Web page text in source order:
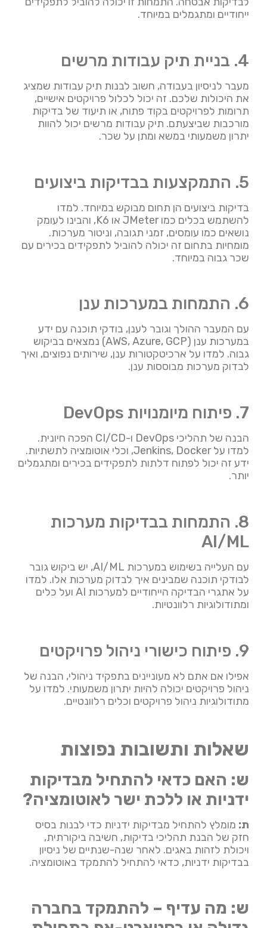
ייחודיים ומתגמלים במיוחד.
4. בניית תיק עבודות מרשים
מעבר לניסיון בעבודה, חשוב לבנות תיק עבודות שמציג
את היכולות שלכם. זה יכול לכלול פרויקטים אישיים,
תרומות לפרויקטים בקוד פתוח, או תיעוד של בדיקות
מורכבות שביצעתם. תיק עבודות מרשים יכול להוות
יתרון משמעותי במשא ומתן על שכר.
5. התמקצעות בבדיקות ביצועים
בדיקות ביצועים הן תחום מבוקש במיוחד. למדו
להשתמש בכלים כמו JMeter או K6, והבינו לעומק
נושאים כמו עומסים, זמני תגובה, וניטור מערכות.
מומחיות בתחום זה יכולה להוביל לתפקידים בכירים עם
שכר גבוה במיוחד.
6. התמחות במערכות ענן
עם המעבר ההולך וגובר לענן, בודקי תוכנה עם ידע
במערכות ענן (AWS, Azure, GCP) נמצאים בביקוש
גבוה. למדו על ארכיטקטורות ענן, שירותים נפוצים, ואיך
לבדוק מערכות מבוססות ענן.
7. פיתוח מיומנויות DevOps
הבנה של תהליכי DevOps ו-CI/CD הפכה חיונית.
למדו על Jenkins, Docker, וכלי אוטומציה לתשתיות.
ידע זה יכול לפתוח דלתות לתפקידים בכירים ומתגמלים
יותר.
8. התמחות בבדיקות מערכות
AI/ML
עם העלייה בשימוש במערכות AI/ML, יש ביקוש גובר
לבודקי תוכנה שמבינים איך לבדוק מערכות אלו. למדו
על אתגרי הבדיקה הייחודיים למערכות AI ועל כלים
ומתודולוגיות רלוונטיות.
9. פיתוח כישורי ניהול פרויקטים
אפילו אם אתם לא מעוניינים בתפקיד ניהולי, הבנה של
ניהול פרויקטים יכולה להיות יתרון משמעותי. למדו על
מתודולוגיות ניהול פרויקטים וכלים רלוונטיים.
שאלות ותשובות נפוצות
ש: האם כדאי להתחיל מבדיקות
ידניות או ללכת ישר לאוטומציה?
ת: מומלץ להתחיל מבדיקות ידניות כדי לבנות בסיס
חזק של הבנת תהליכי בדיקות, חשיבה ביקורתית,
ויכולת לזהות באגים. לאחר שנה-שנתיים של ניסיון
בבדיקות ידניות, כדאי להתחיל להתמקד באוטומציה.
ש: מה עדיף – להתמקד בחברה